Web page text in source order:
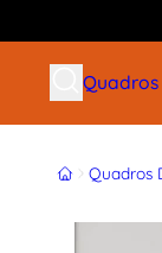
Buscar
InícioQuadros